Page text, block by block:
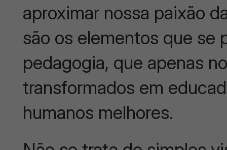
aproximar nossa paixão
são os elementos que se
pedagogia, que apenas
transformados em
humanos melhores.